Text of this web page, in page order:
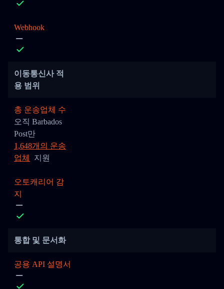
Webhook
이동통신사 적
용 범위
총 운송업체 수
오직 Barbados
Post만
1,648개의 운송
업체
지원
오토캐리어 감
지
통합 및 문서화
공용 API 설명서